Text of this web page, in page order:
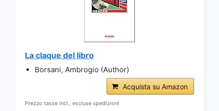
La claque del libro
Borsani, Ambrogio (Author)
Acquista su Amazon
Prezzo tasse incl., escluse spedizioni